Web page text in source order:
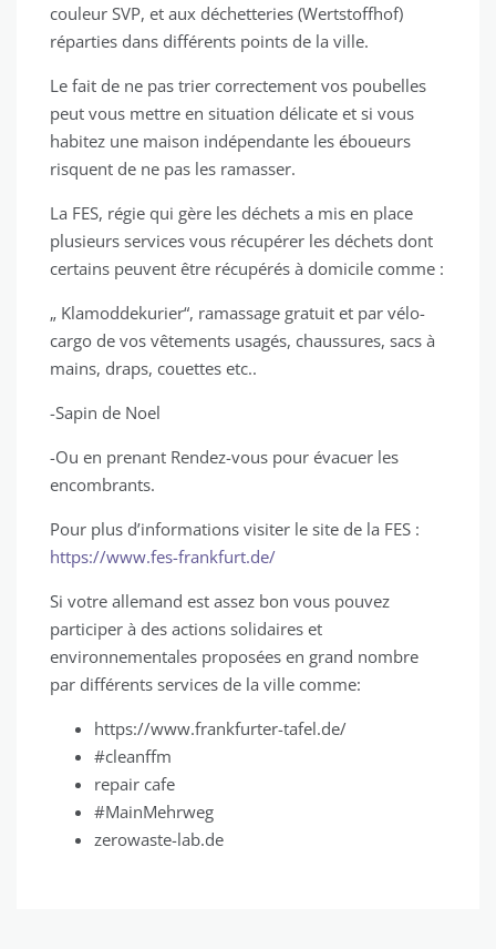
couleur SVP, et aux déchetteries (Wertstoffhof)
réparties dans différents points de la ville.
Le fait de ne pas trier correctement vos poubelles
peut vous mettre en situation délicate et si vous
habitez une maison indépendante les éboueurs
risquent de ne pas les ramasser.
La FES, régie qui gère les déchets a mis en place
plusieurs services vous récupérer les déchets dont
certains peuvent être récupérés à domicile comme :
„ Klamoddekurier“, ramassage gratuit et par vélo-
cargo de vos vêtements usagés, chaussures, sacs à
mains, draps, couettes etc..
-Sapin de Noel
-Ou en prenant Rendez-vous pour évacuer les
encombrants.
Pour plus d’informations visiter le site de la FES :
https://www.fes-frankfurt.de/
Si votre allemand est assez bon vous pouvez
participer à des actions solidaires et
environnementales proposées en grand nombre
par différents services de la ville comme:
https://www.frankfurter-tafel.de/
#cleanffm
repair cafe
#MainMehrweg
zerowaste-lab.de